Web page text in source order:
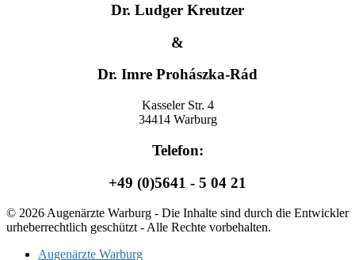
Dr. Ludger Kreutzer
&
Dr. Imre Prohászka-Rád
Kasseler Str. 4
34414 Warburg
Telefon:
+49 (0)5641 - 5 04 21
© 2026 Augenärzte Warburg - Die Inhalte sind durch die Entwickler
urheberrechtlich geschützt - Alle Rechte vorbehalten.
Augenärzte Warburg